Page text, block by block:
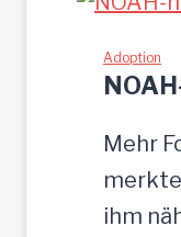
Adoption
Mehr
ihm